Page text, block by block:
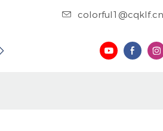
colorful1@cqklf.cn
فيديو